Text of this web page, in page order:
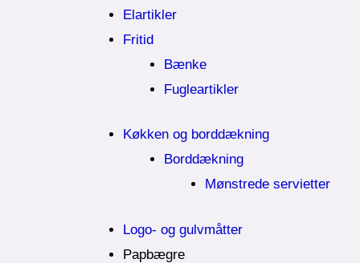
Elartikler
Fritid
Bænke
Fugleartikler
Køkken og borddækning
Borddækning
Mønstrede servietter
Logo- og gulvmåtter
Papbægre